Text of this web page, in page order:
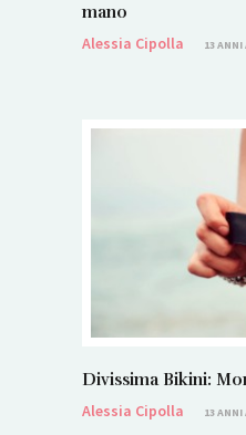
mano
Alessia Cipolla
13 ANNI
Divissima Bikini:
Alessia Cipolla
13 ANNI